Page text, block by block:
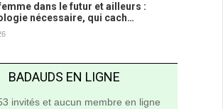
dans le futur et ailleurs :
nécessaire, qui cach…
BADAUDS EN LIGNE
invités et aucun membre en ligne